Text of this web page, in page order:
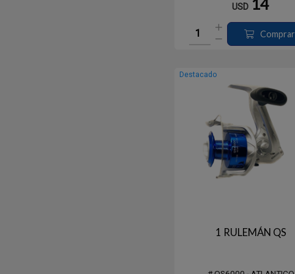
USD
Comprar
Destacado
1 RULEMÁN QS